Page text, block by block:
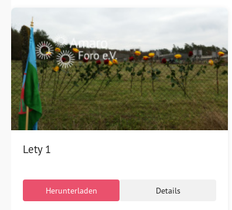
Lety 1
Herunterladen Details